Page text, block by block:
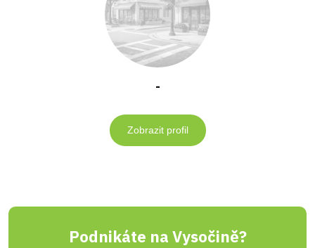
-
Zobrazit profil
Podnikáte na Vysočině?